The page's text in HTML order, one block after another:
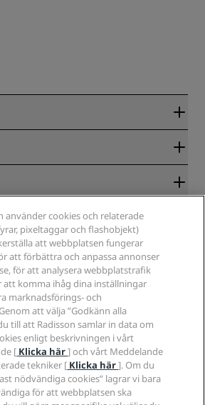
slaveri
använder cookies och relaterade
pixeltaggar och flashobjekt)
att webbplatsen fungerar
att förbättra och anpassa annonser
för att analysera webbplatstrafik
att komma ihåg dina inställningar
marknadsförings- och
att välja ”Godkänn alla
till att Radisson samlar in data om
enligt beskrivningen i vårt
[ Klicka här] och vårt Meddelande
tekniker [ Klicka här]. Om du
nödvändiga cookies” lagrar vi bara
för att webbplatsen ska